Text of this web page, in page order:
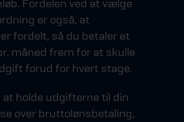
Fordelen ved at vælge
er også, at
fordelt, så du betaler et
måned frem for at skulle
forud for hvert stage.
holde udgifterne til din
over bruttolønsbetaling,